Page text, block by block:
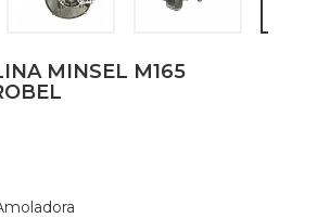
MINSEL M165